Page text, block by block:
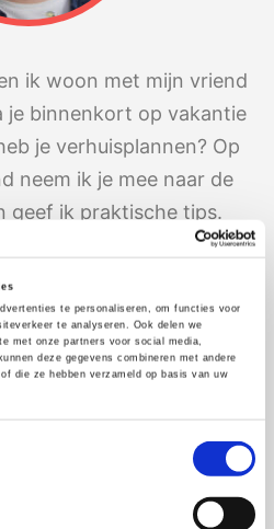
te personaliseren, om functies voor
te analyseren. Ook delen we
met onze partners voor social media,
deze gegevens combineren met andere
die ze hebben verzameld op basis van uw
ik woon met mijn vriend
je binnenkort op vakantie
je verhuisplannen? Op
neem ik je mee naar de
geef ik praktische tips.